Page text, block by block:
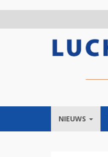
NIEUWS